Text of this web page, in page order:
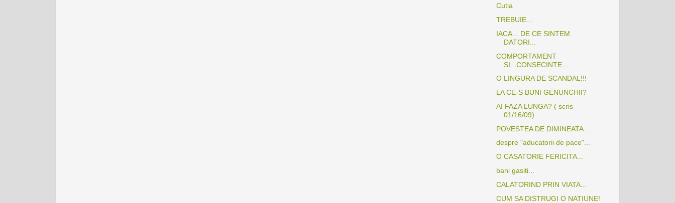
Cutia
TREBUIE...
IACA... DE CE SINTEM
DATORI...
COMPORTAMENT
SI...CONSECINTE...
O LINGURA DE SCANDAL!!!
LA CE-S BUNI GENUNCHII?
AI FAZA LUNGA? ( scris
01/16/09)
POVESTEA DE DIMINEATA...
despre "aducatorii de pace"...
O CASATORIE FERICITA...
bani gasiti...
CALATORIND PRIN VIATA...
CUM SA DISTRUGI O NATIUNE!